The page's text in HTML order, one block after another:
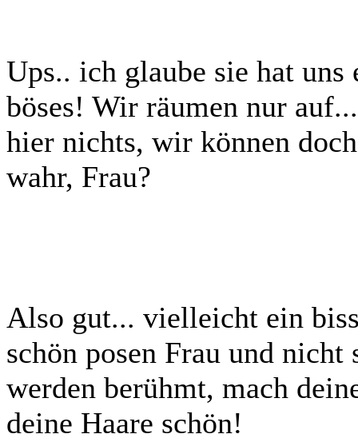
Ups.. ich glaube sie hat
böses! Wir räumen nur
hier nichts, wir können
wahr, Frau?
Also gut... vielleicht ein
schön posen Frau und
werden berühmt, mach
deine Haare schön!